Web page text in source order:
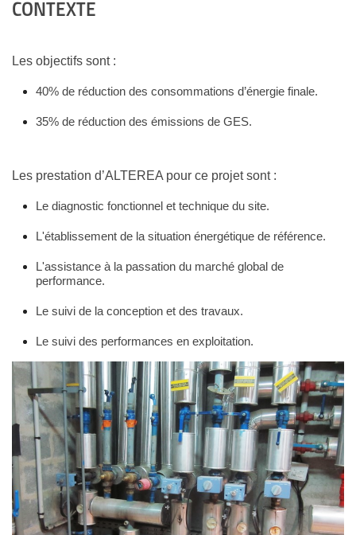
CONTEXTE
Les objectifs sont :
40% de réduction des consommations d’énergie finale.
35% de réduction des émissions de GES.
Les prestation d’ALTEREA pour ce projet sont :
Le diagnostic fonctionnel et technique du site.
L'établissement de la situation énergétique de référence.
L'assistance à la passation du marché global de
performance.
Le suivi de la conception et des travaux.
Le suivi des performances en exploitation.